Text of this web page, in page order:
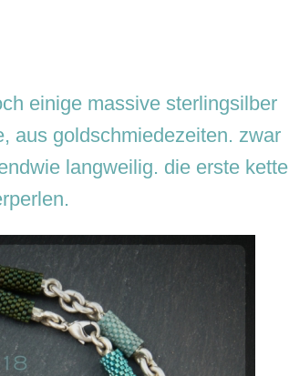
einige massive sterlingsilber
aus goldschmiedezeiten. zwar
langweilig. die erste kette